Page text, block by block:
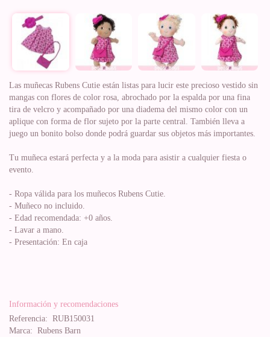
Las muñecas Rubens Cutie están listas para lucir este precioso vestido sin
mangas con flores de color rosa, abrochado por la espalda por una fina
tira de velcro y acompañado por una diadema del mismo color con un
aplique con forma de flor sujeto por la parte central. También lleva a
juego un bonito bolso donde podrá guardar sus objetos más importantes.
Tu muñeca estará perfecta y a la moda para asistir a cualquier fiesta o
evento.
- Ropa válida para los muñecos Rubens Cutie.
- Muñeco no incluido.
- Edad recomendada: +0 años.
- Lavar a mano.
- Presentación: En caja
Información y recomendaciones
Referencia: RUB150031
Marca: Rubens Barn